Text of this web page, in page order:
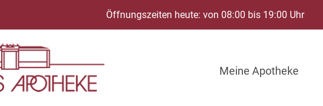
Öffnungszeiten heute: von 08:00 bis 19:00 Uhr
Meine Apotheke